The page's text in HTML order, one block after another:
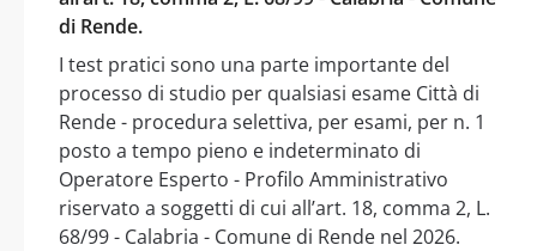
di Rende.
I test pratici sono una parte importante del
processo di studio per qualsiasi esame Città di
Rende - procedura selettiva, per esami, per n. 1
posto a tempo pieno e indeterminato di
Operatore Esperto - Profilo Amministrativo
riservato a soggetti di cui all’art. 18, comma 2, L.
68/99 - Calabria - Comune di Rende nel 2026.